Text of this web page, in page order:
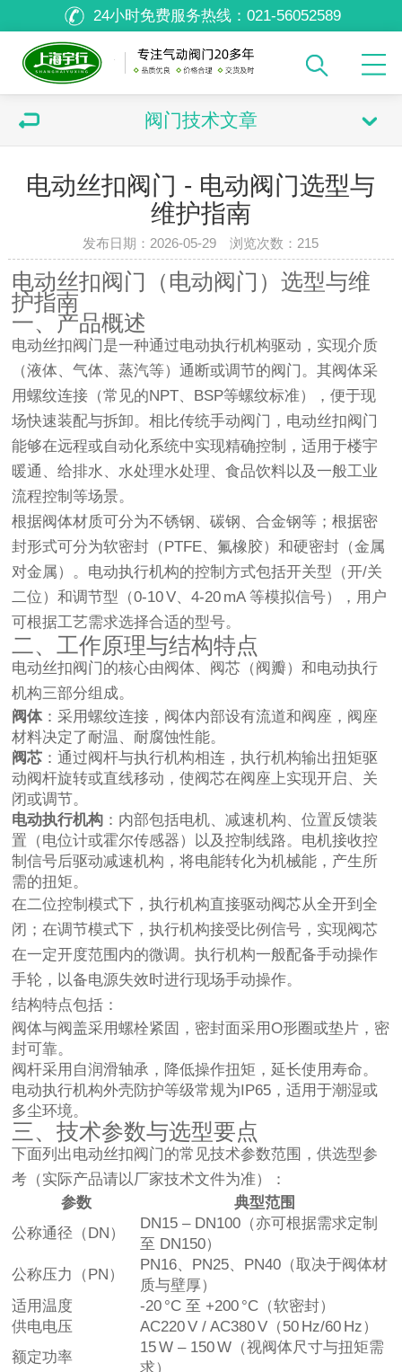
24小时免费服务热线： 021-56052589
阀门技术文章
电动丝扣阀门 - 电动阀门选型与
维护指南
发布日期：2026-05-29 浏览次数： 215
电动丝扣阀门（电动阀门）选型与维
护指南
一、产品概述
电动丝扣阀门是一种通过电动执行机构驱动，实现介质
（液体、气体、蒸汽等）通断或调节的阀门。其阀体采
用螺纹连接（常见的NPT、BSP等螺纹标准），便于现
场快速装配与拆卸。相比传统手动阀门，电动丝扣阀门
能够在远程或自动化系统中实现精确控制，适用于楼宇
暖通、给排水、水处理水处理、食品饮料以及一般工业
流程控制等场景。
根据阀体材质可分为不锈钢、碳钢、合金钢等；根据密
封形式可分为软密封（PTFE、氟橡胶）和硬密封（金属
对金属）。电动执行机构的控制方式包括开关型（开/关
二位）和调节型（0‑10 V、4‑20 mA 等模拟信号），用户
可根据工艺需求选择合适的型号。
二、工作原理与结构特点
电动丝扣阀门的核心由阀体、阀芯（阀瓣）和电动执行
机构三部分组成。
阀体：采用螺纹连接，阀体内部设有流道和阀座，阀座
材料决定了耐温、耐腐蚀性能。
阀芯 ：通过阀杆与执行机构相连，执行机构输出扭矩驱
动阀杆旋转或直线移动，使阀芯在阀座上实现开启、关
闭或调节。
电动执行机构 ：内部包括电机、减速机构、位置反馈装
置（电位计或霍尔传感器）以及控制线路。电机接收控
制信号后驱动减速机构，将电能转化为机械能，产生所
需的扭矩。
在二位控制模式下，执行机构直接驱动阀芯从全开到全
闭；在调节模式下，执行机构接受比例信号，实现阀芯
在一定开度范围内的微调。执行机构一般配备手动操作
手轮，以备电源失效时进行现场手动操作。
结构特点包括：
阀体与阀盖采用螺栓紧固，密封面采用O形圈或垫片，密
封可靠。
阀杆采用自润滑轴承，降低操作扭矩，延长使用寿命。
电动执行机构外壳防护等级常规为IP65，适用于潮湿或
多尘环境。
三、技术参数与选型要点
下面列出电动丝扣阀门的常见技术参数范围，供选型参
考（实际产品请以厂家技术文件为准）：
参数
典型范围
公称通径（DN）
DN15 – DN100（亦可根据需求定制
至 DN150）
公称压力（PN）
PN16、PN25、PN40（取决于阀体材
质与壁厚）
适用温度
-20 °C 至 +200 °C（软密封）
供电电压
AC220 V / AC380 V（50 Hz/60 Hz）
额定功率
15 W – 150 W（视阀体尺寸与扭矩需
求）